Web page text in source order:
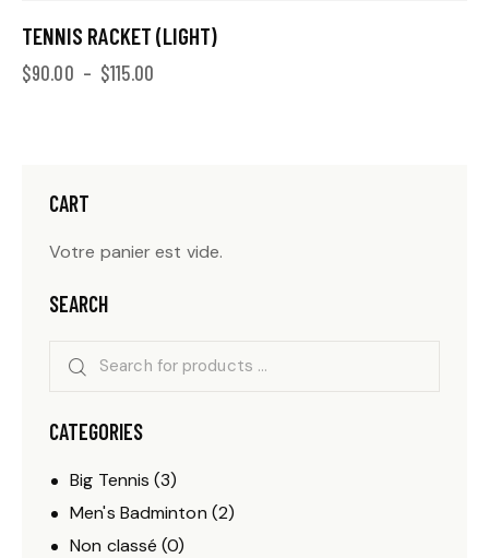
TENNIS RACKET (LIGHT)
$90.00 – $115.00
CART
Votre panier est vide.
SEARCH
CATEGORIES
Big Tennis (3)
Men's Badminton (2)
Non classé (0)